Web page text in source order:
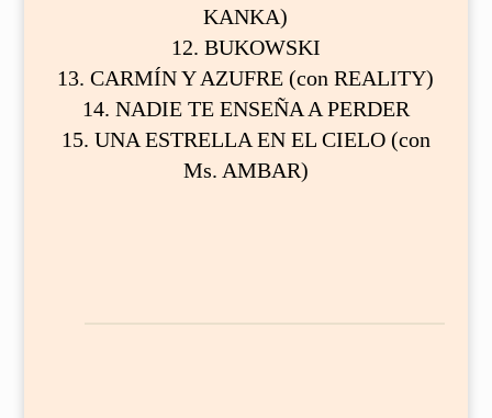
KANKA)
12. BUKOWSKI
13. CARMÍN Y AZUFRE (con REALITY)
14. NADIE TE ENSEÑA A PERDER
15. UNA ESTRELLA EN EL CIELO (con
Ms. AMBAR)